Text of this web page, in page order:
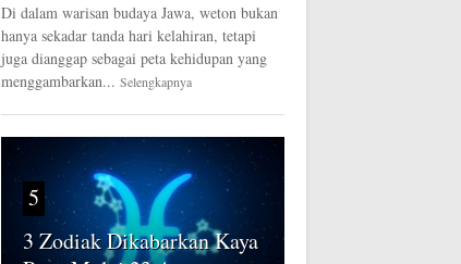
Di dalam warisan budaya Jawa, weton bukan
hanya sekadar tanda hari kelahiran, tetapi
juga dianggap sebagai peta kehidupan yang
menggambarkan... Selengkapnya
5
3 Zodiak Dikabarkan Kaya